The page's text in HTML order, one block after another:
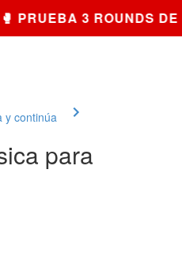
3 ROUNDS
y continúa
para